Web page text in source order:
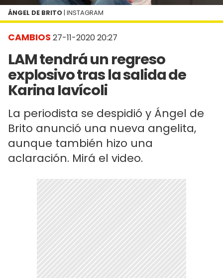
CAMBIOS 27-11-2020 20:27
LAM tendrá un regreso
explosivo tras la salida de
Karina Iavícoli
La periodista se despidió y Ángel de
Brito anunció una nueva angelita,
aunque también hizo una
aclaración. Mirá el video.
ÁNGEL DE BRITO | INSTAGRAM